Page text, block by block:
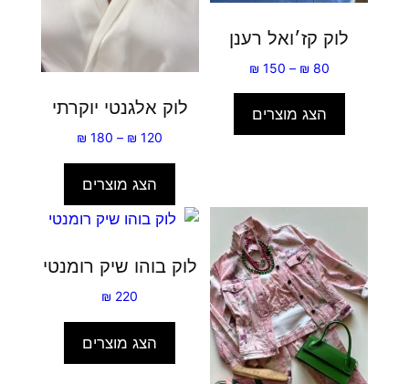
לוק קז׳ואל רענן
₪ 80
–
₪ 150
הצג מוצרים לוק אלגנטי יוקרתי
₪ 120
–
₪ 180
טווח
⁦₪ 180⁩
הצג מוצרים
לוק בוהו שיק רומנטי
₪ 220
הצג מוצרים